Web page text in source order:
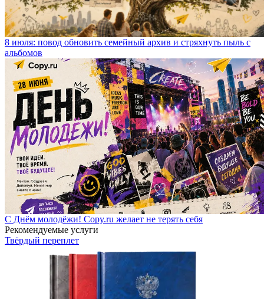
8 июля: повод обновить семейный архив и стряхнуть пыль с
альбомов
С Днём молодёжи! Copy.ru желает не терять себя
Рекомендуемые услуги
Твёрдый переплет